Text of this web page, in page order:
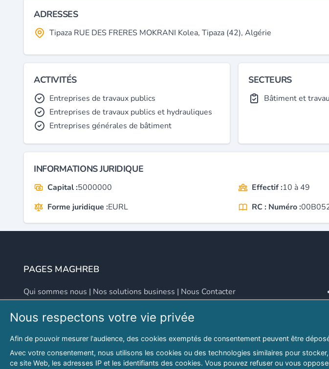
ADRESSES
Tipaza RUE DES FRERES MOKRANI Kolea, Tipaza (42), Algérie
ACTIVITÉS
Entreprises de travaux publics
Entreprises de travaux publics et hydrauliques
Entreprises générales de bâtiment
SECTEURS
Bâtiment et
INFORMATIONS JURIDIQUE
Capital :5000000 Effectif :10 à 49
Forme juridique :EURL RC : Numéro :
PAGES MAGHREB
Qui sommes nous | Nos solutions business | Nous Contacter
Adresse
46 LOT. PETITE PROVENCE SIDI YAHIA
Email
contact@lespagesmaghreb.com
Nous respectons votre vie privée
Afin de pouvoir mesurer l'audience, des cookies exemptés de consentement peuvent être
Avec votre consentement, nous utilisons les cookies ou des technologies similaires pour
ce site Web, les adresses IP et les identifiants des cookies. Vous pouvez refuser ou vous